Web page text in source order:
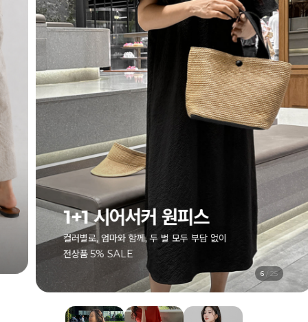
1+1 시어서커 원피스
컬러별로, 엄마와 함께, 두 벌 모두 부담 없이
전상품 5% SALE
6 /25